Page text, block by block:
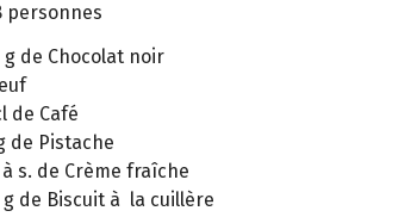
personnes
g de Chocolat noir
de Café
de Pistache
à s. de Crème fraîche
g de Biscuit à la cuillère